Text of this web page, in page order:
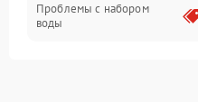
Проблемы с набором
воды